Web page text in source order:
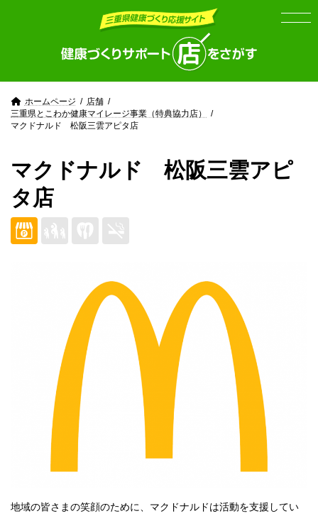
ホームページ
店舗
三重県とこわか健康マイレージ事業（特典協力店）
マクドナルド 松阪三雲アピタ店
マクドナルド 松阪三雲アピ
タ店
地域の皆さまの笑顔のために、マクドナルドは活動を支援してい